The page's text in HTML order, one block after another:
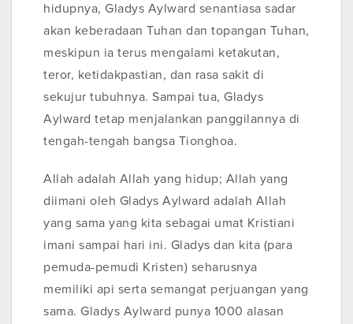
hidupnya, Gladys Aylward senantiasa sadar
akan keberadaan Tuhan dan topangan Tuhan,
meskipun ia terus mengalami ketakutan,
teror, ketidakpastian, dan rasa sakit di
sekujur tubuhnya. Sampai tua, Gladys
Aylward tetap menjalankan panggilannya di
tengah-tengah bangsa Tionghoa.
Allah adalah Allah yang hidup; Allah yang
diimani oleh Gladys Aylward adalah Allah
yang sama yang kita sebagai umat Kristiani
imani sampai hari ini. Gladys dan kita (para
pemuda-pemudi Kristen) seharusnya
memiliki api serta semangat perjuangan yang
sama. Gladys Aylward punya 1000 alasan